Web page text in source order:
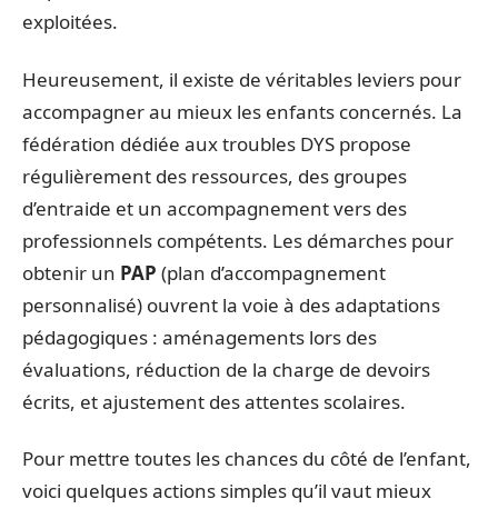
exploitées.
Heureusement, il existe de véritables leviers pour
accompagner au mieux les enfants concernés. La
fédération dédiée aux troubles DYS propose
régulièrement des ressources, des groupes
d’entraide et un accompagnement vers des
professionnels compétents. Les démarches pour
obtenir un PAP (plan d’accompagnement
personnalisé) ouvrent la voie à des adaptations
pédagogiques : aménagements lors des
évaluations, réduction de la charge de devoirs
écrits, et ajustement des attentes scolaires.
Pour mettre toutes les chances du côté de l’enfant,
voici quelques actions simples qu’il vaut mieux